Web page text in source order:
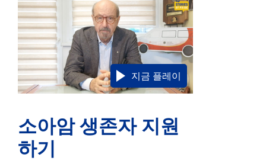
지금 플레이
소아암 생존자 지원
하기